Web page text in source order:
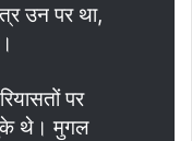
उन पर था,
पर
थे। मुगल